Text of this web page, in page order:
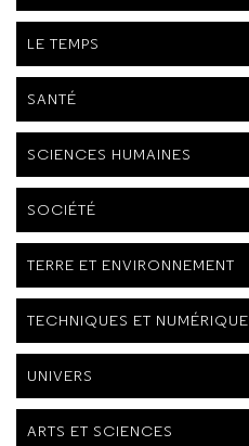
LE TEMPS
SANTÉ
SCIENCES HUMAINES
SOCIÉTÉ
TERRE ET ENVIRONNEMENT
TECHNIQUES ET NUMÉRIQUE
UNIVERS
ARTS ET SCIENCES